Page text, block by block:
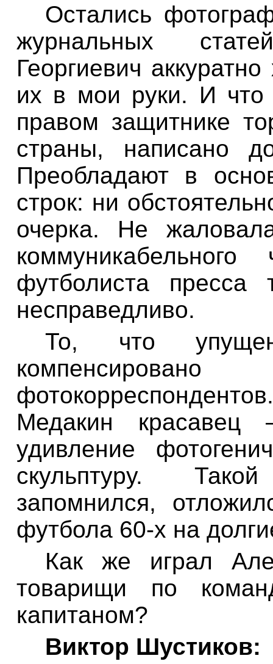
Остались
журнальных
статей
Георгиевич аккуратно
их в мои руки. И что
правом защитнике
страны, написано
Преобладают
в
строк: ни
очерка. Не
коммуникабельного
футболиста
пресса
несправедливо.
То, что
компенсировано
фотокорреспондентов
Медакин
красавец
удивление
скульптуру. Такой
запомнился,
футбола 60-х на
Как
же играл
товарищи
по
капитаном?
Виктор Шустиков: